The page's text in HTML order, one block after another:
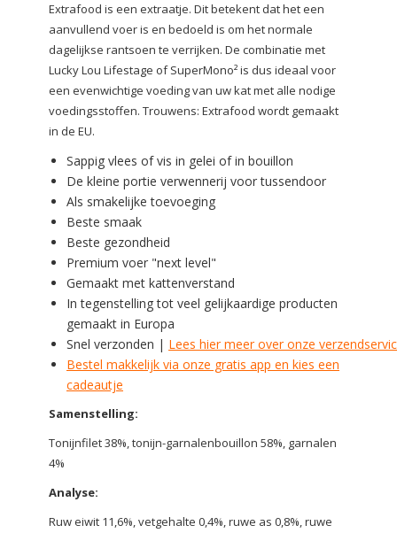
Extrafood is een extraatje. Dit betekent dat het een
aanvullend voer is en bedoeld is om het normale
dagelijkse rantsoen te verrijken. De combinatie met
Lucky Lou Lifestage of SuperMono² is dus ideaal voor
een evenwichtige voeding van uw kat met alle nodige
voedingsstoffen. Trouwens: Extrafood wordt gemaakt
in de EU.
Sappig vlees of vis in gelei of in bouillon
De kleine portie verwennerij voor tussendoor
Als smakelijke toevoeging
Beste smaak
Beste gezondheid
Premium voer "next level"
Gemaakt met kattenverstand
In tegenstelling tot veel gelijkaardige producten
gemaakt in Europa
Snel verzonden | Lees hier meer over onze
Bestel makkelijk via onze gratis app en kies een
cadeautje
Samenstelling:
Tonijnfilet 38%, tonijn-garnalenbouillon 58%, garnalen
4%
Analyse:
Ruw eiwit 11,6%, vetgehalte 0,4%, ruwe as 0,8%, ruwe